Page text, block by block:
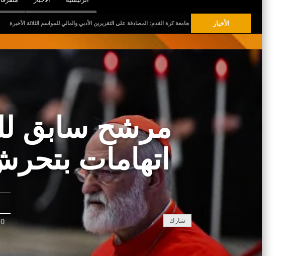
الأخبار
الجلسة العامة العادية لجامعة كرة القدم: المصادقة على التقريرين الأدبي والمالي للمواسم الثلاثة الأخيرة
مرشح سابق
اتهامات
شارك 0